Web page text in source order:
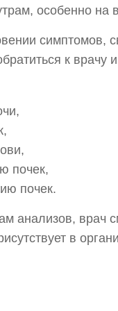
особенно на
симптомов,
к врачу и
почек,
почек.
анализов, врач
в